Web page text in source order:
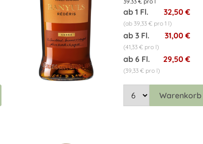
ab 1 Fl. 32,50 €
(ab 39,33 € pro 1 l)
ab 3 Fl. 31,00 €
(41,33 € pro l)
ab 6 Fl. 29,50 €
(39,33 € pro l)
Warenkorb